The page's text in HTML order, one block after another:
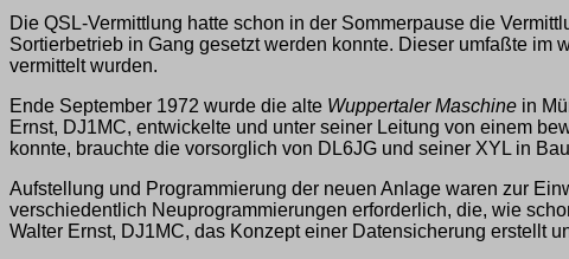
Die QSL-Vermittlung hatte schon in der Sommerpause die
Sortierbetrieb in Gang gesetzt werden konnte. Dieser umfaßte
vermittelt wurden.
Ende September 1972 wurde die alte Wuppertaler Maschine in
Ernst, DJ1MC, entwickelte und unter seiner Leitung von einem
konnte, brauchte die vorsorglich von DL6JG und seiner XYL in
Aufstellung und Programmierung der neuen Anlage waren zur
verschiedentlich Neuprogrammierungen erforderlich, die, wie
Walter Ernst, DJ1MC, das Konzept einer Datensicherung erstellt